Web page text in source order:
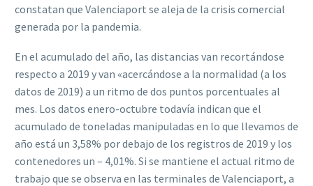
constatan que Valenciaport se aleja de la crisis comercial
generada por la pandemia.
En el acumulado del año, las distancias van recortándose
respecto a 2019 y van «acercándose a la normalidad (a los
datos de 2019) a un ritmo de dos puntos porcentuales al
mes. Los datos enero-octubre todavía indican que el
acumulado de toneladas manipuladas en lo que llevamos de
año está un 3,58% por debajo de los registros de 2019 y los
contenedores un – 4,01%. Si se mantiene el actual ritmo de
trabajo que se observa en las terminales de Valenciaport, a